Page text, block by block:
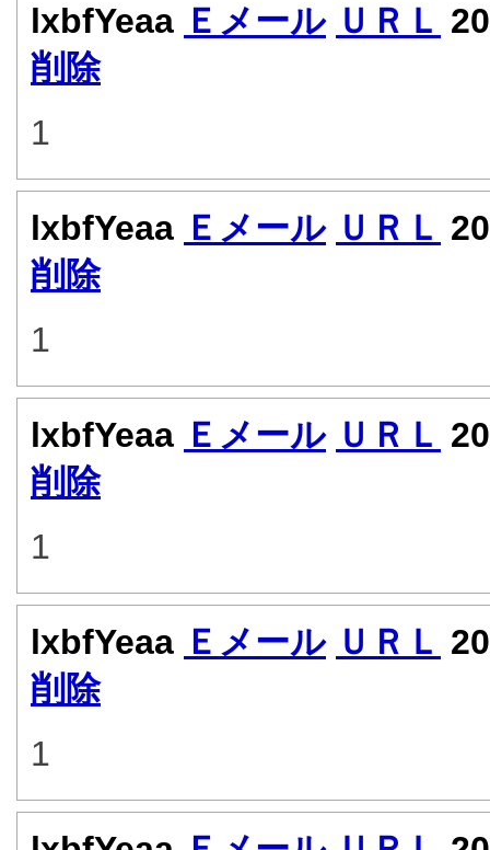
lxbfYeaa Ｅメール ＵＲＬ
削除
1
lxbfYeaa Ｅメール ＵＲＬ
削除
1
lxbfYeaa Ｅメール ＵＲＬ
削除
1
lxbfYeaa Ｅメール ＵＲＬ
削除
1